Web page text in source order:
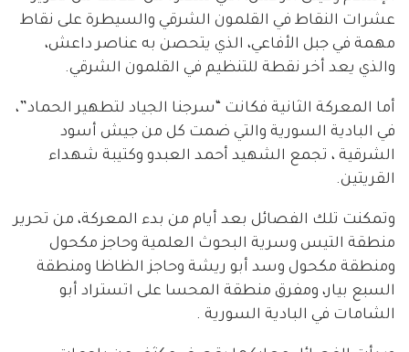
عشرات النقاط في القلمون الشرقي والسيطرة على نقاط
مهمة في جبل الأفاعي، الذي يتحصن به عناصر داعش،
والذي يعد أخر نقطة للتنظيم في القلمون الشرقي.
أما المعركة الثانية فكانت “سرجنا الجياد لتطهير الحماد”،
في البادية السورية والتي ضمت كل من جيش أسود
الشرقية ، تجمع الشهيد أحمد العبدو وكتيبة شهداء
القريتين.
وتمكنت تلك الفصائل بعد أيام من بدء المعركة، من تحرير
منطقة التيس وسرية البحوث العلمية وحاجز مكحول
ومنطقة مكحول وسد أبو ريشة وحاجز الظاظا ومنطقة
السبع بيار، ومفرق منطقة المحسا على اتستراد أبو
الشامات في البادية السورية .